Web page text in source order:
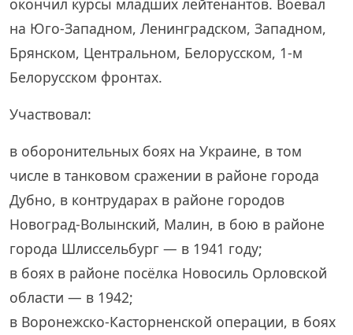
на Юго-Западном, Ленинградском, Западном,
Брянском, Центральном, Белорусском, 1-м
Белорусском фронтах.
Участвовал:
в оборонительных боях на Украине, в том
числе в танковом сражении в районе города
Дубно, в контрударах в районе городов
Новоград-Волынский, Малин, в бою в районе
города Шлиссельбург — в 1941 году;
в боях в районе посёлка Новосиль Орловской
области — в 1942;
в Воронежско-Касторненской операции, в боях